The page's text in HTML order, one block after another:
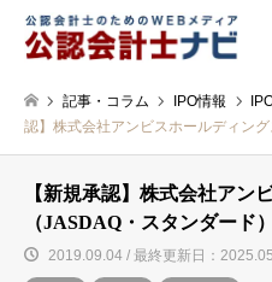
記事・コラム IPO情報
認】株式会社アンビスホールディン
【新規承認】株式会社アン
（JASDAQ・スタンダード）
2019.09.04 / 最終更新日：